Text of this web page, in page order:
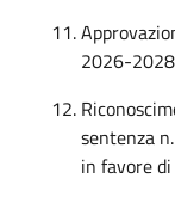
2026-2028
sentenza
in favore